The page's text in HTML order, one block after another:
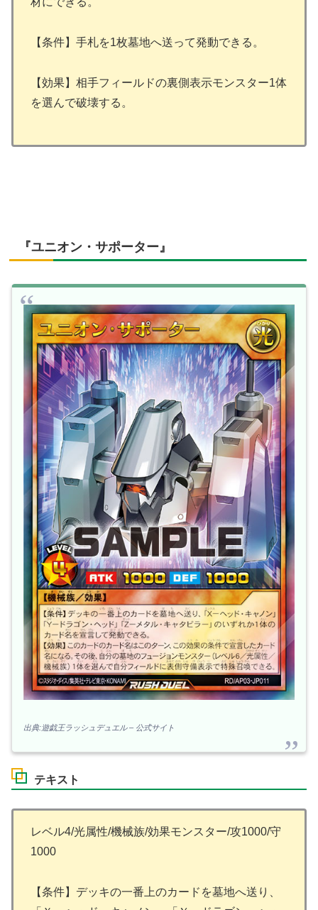
【条件】手札を1枚墓地へ送って発動できる。
【効果】相手フィールドの裏側表示モンスター1体
を選んで破壊する。
『ユニオン・サポーター』
出典:遊戯王ラッシュデュエル – 公式サイト
テキスト
レベル4/光属性/機械族/効果モンスター/攻1000/守
1000
【条件】デッキの一番上のカードを墓地へ送り、